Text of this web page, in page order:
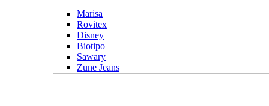
Marisa
Rovitex
Disney
Biotipo
Sawary
Zune Jeans